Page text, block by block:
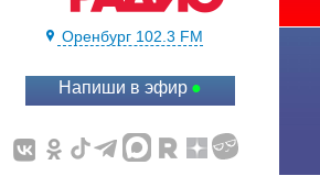
Оренбург 102.3 FM
Напиши в эфир